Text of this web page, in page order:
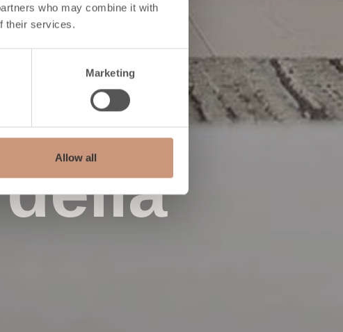
who may combine it with
their services.
Marketing
Allow all